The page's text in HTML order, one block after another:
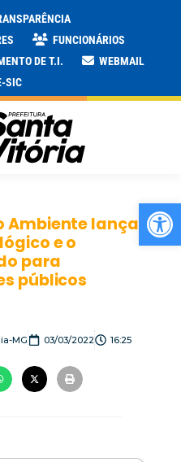
FUNCIONÁRIOS
DE T.I.
WEBMAIL
SIC
Ambiente lança
e o
para
públicos
MG 03/03/2022 16:25